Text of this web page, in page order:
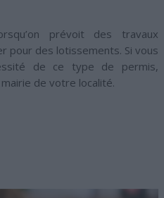
prévoit des travaux
pour des lotissements. Si vous
de ce type de permis,
de votre localité.